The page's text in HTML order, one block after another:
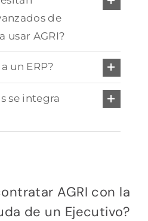
de
usar AGRI?
un ERP?
se integra
AGRI con la
de un Ejecutivo?